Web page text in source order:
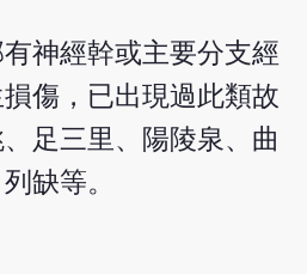
神經幹或主要分支經
傷，已出現過此類故
足三里、陽陵泉、曲
缺等。